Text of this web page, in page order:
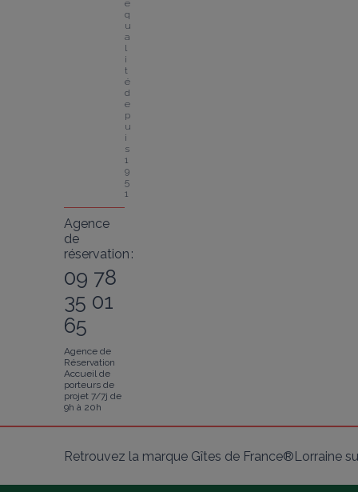
e
q
u
a
l
i
t
é
d
e
p
u
i
s
1
9
5
1
Agence
de
réservation :
09 78
35 01
65
Agence de
Réservation
Accueil de
porteurs de
projet 7/7j de
9h à 20h
Retrouvez la marque Gîtes de France®Lorraine